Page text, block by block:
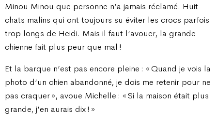
Minou Minou que personne n’a jamais réclamé. Huit
chats malins qui ont toujours su éviter les crocs parfois
trop longs de Heidi. Mais il faut l’avouer, la grande
chienne fait plus peur que mal !
Et la barque n’est pas encore pleine : « Quand je vois la
photo d’un chien abandonné, je dois me retenir pour ne
pas craquer », avoue Michelle : « Si la maison était plus
grande, j’en aurais dix ! »